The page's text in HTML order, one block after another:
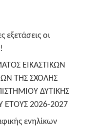
εξετάσεις οι
ΕΙΚΑΣΤΙΚΩΝ
ΤΗΣ ΣΧΟΛΗΣ
ΔΥΤΙΚΗΣ
2026-2027
ενηλίκων